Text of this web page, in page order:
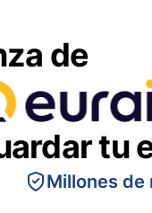
de
tu
Millones de